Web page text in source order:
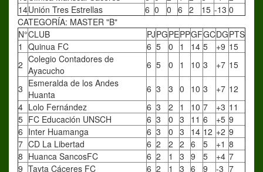
14Unión Tres Estrellas 6 0 0 6 2 15 -13 0
CATEGORÍA: MASTER "B"
N°CLUB PJPGPEPPGFGCDGPTS
1 Quinua FC 6 5 0 1 14 5 +9 15
2 Colegio Contadores de
Ayacucho
6 5 0 1 10 3 +7 15
3 Esmeralda de los Andes
Huanta
6 3 3 0 10 3 +7 12
4 Lolo Fernández 6 3 2 1 10 7 +3 11
5 FC Educación UNSCH 6 3 0 3 11 6 +5 9
6 Inter Huamanga 6 3 0 3 14 12 +2 9
7 CD La Libertad 6 2 2 2 6 5 +1 8
8 Huanca SancosFC 6 2 1 3 9 5 +4 7
9 Tayta Cáceres FC 6 2 1 3 6 9 -3 7